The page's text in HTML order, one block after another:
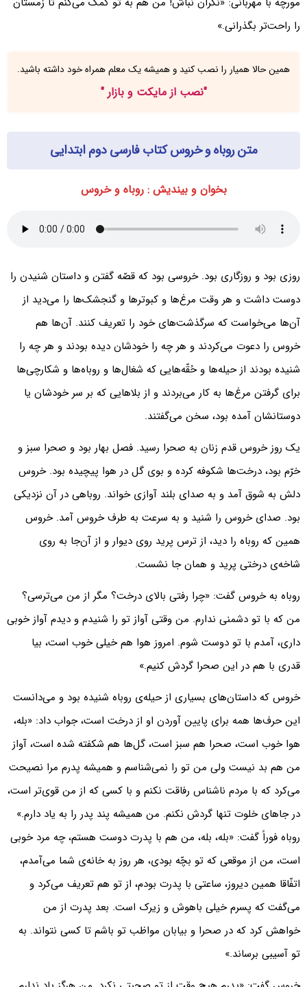
را راحت‌تر بگذرانی.»
همین حالا همیار را نصب کنید و همیشه یک معلم همراه خود داشته باشید.
"نصب از مایکت و بازار "
متن روباه و خروس کتاب فارسی دوم ابتدایی
بخوان و بیندیش : روباه و خروس
روزی بود و روزگاری بود. خروسی بود که قصّه گفتن و داستان شنیدن را
دوست داشت و هر وقت مرغ‌ها و کبوترها و گنجشک‌ها را می‌دید از
آن‌ها می‌خواست که سرگذشت‌های خود را تعریف کنند. آن‌ها هم
خروس را دعوت می‌کردند و هر چه را خودشان دیده بودند و هر چه را
شنیده بودند از حیله‌ها و حُقّه‌هایی که شغال‌ها و روباه‌ها و شکارچی‌ها
برای گرفتن مرغ‌ها به کار می‌بردند و از بلاهایی که بر سر خودشان یا
دوستانشان آمده بود، سخن می‌گفتند.
یک روز خروس قدم زنان به صحرا رسید. فصل بهار بود و صحرا سبز و
خرّم بود، درخت‌ها شکوفه کرده و بوی گل در هوا پیچیده بود. خروس
دلش به شوق آمد و به صدای بلند آوازی خواند. روباهی در آن نزدیکی
بود. صدای خروس را شنید و به سرعت به طرف خروس آمد. خروس
همین که روباه را دید، از ترس پرید روی دیوار و از آن‌جا به روی
شاخه‌ی درختی پرید و همان جا نشست.
روباه به خروس گفت: «چرا رفتی بالای درخت؟ مگر از من می‌ترسی؟
من که با تو دشمنی ندارم. من وقتی آواز تو را شنیدم و دیدم آواز خوبی
داری، آمدم با تو دوست شوم. امروز هوا هم خیلی خوب است، بیا
قدری با هم در این صحرا گردش کنیم.»
خروس که داستان‌های بسیاری از حیله‌ی روباه شنیده بود و می‌دانست
این حرف‌ها همه برای پایین آوردن او از درخت است، جواب داد: «بله،
هوا خوب است، صحرا هم سبز است، گل‌ها هم شکفته شده است، آواز
من هم بد نیست ولی من تو را نمی‌شناسم و همیشه پدرم مرا نصیحت
می‌کرد که با مردم ناشناس رفاقت نکنم و با کسی که از من قوی‌تر است،
در جاهای خلوت تنها گردش نکنم. من همیشه پند پدر را به یاد دارم.»
روباه فوراً گفت: «بله، بله، من هم با پدرت دوست هستم، چه مرد خوبی
است، من از موقعی که تو بچّه بودی، هر روز به خانه‌ی شما می‌آمدم،
اتفّاقا همین دیروز، ساعتی با پدرت بودم، از تو هم تعریف می‌کرد و
می‌گفت که پسرم خیلی باهوش و زیرک است. بعد پدرت از من
خواهش کرد که در صحرا و بیابان مواظب تو باشم تا کسی نتواند. به
تو آسیبی برساند.»